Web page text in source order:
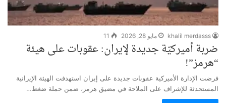
khalil merdasss مايو 28, 2026 11
ضربة أميركيّة جديدة لإيران: عقوبات على هيئة
“هرمز”!
فرضت الإدارة الأميركية عقوبات جديدة على إيران استهدفت الهيئة الإيرانية
المستحدثة للإشراف على الملاحة في مضيق هرمز، ضمن حملة ضغط…